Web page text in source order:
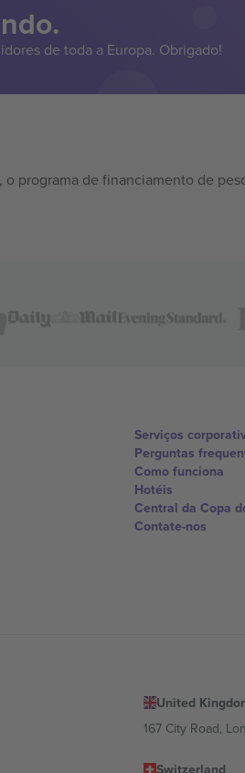
de toda a Europa. Obrigado!
programa de financiamento de
Serviços
Perguntas
Como funciona
Hotéis
Central da Copa
Contate-nos
United
167 City Road,
Switzerland